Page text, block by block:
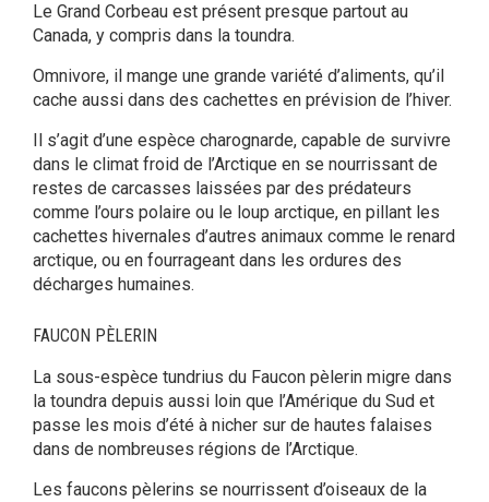
Le Grand Corbeau est présent presque partout au
Canada, y compris dans la toundra.
Omnivore, il mange une grande variété d’aliments, qu’il
cache aussi dans des cachettes en prévision de l’hiver.
Il s’agit d’une espèce charognarde, capable de survivre
dans le climat froid de l’Arctique en se nourrissant de
restes de carcasses laissées par des prédateurs
comme l’ours polaire ou le loup arctique, en pillant les
cachettes hivernales d’autres animaux comme le renard
arctique, ou en fourrageant dans les ordures des
décharges humaines.
FAUCON PÈLERIN
La sous-espèce tundrius du Faucon pèlerin migre dans
la toundra depuis aussi loin que l’Amérique du Sud et
passe les mois d’été à nicher sur de hautes falaises
dans de nombreuses régions de l’Arctique.
Les faucons pèlerins se nourrissent d’oiseaux de la